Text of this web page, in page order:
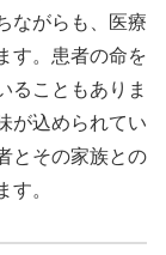
ながらも、医療
す。患者の命を
ることもありま
が込められてい
とその家族との
す。